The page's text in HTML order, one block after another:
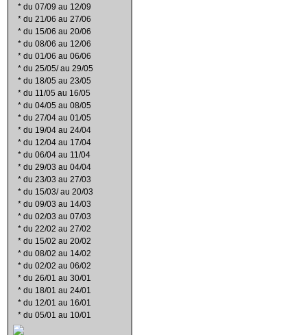
* du 07/09 au 12/09
* du 21/06 au 27/06
* du 15/06 au 20/06
* du 08/06 au 12/06
* du 01/06 au 06/06
* du 25/05/ au 29/05
* du 18/05 au 23/05
* du 11/05 au 16/05
* du 04/05 au 08/05
* du 27/04 au 01/05
* du 19/04 au 24/04
* du 12/04 au 17/04
* du 06/04 au 11/04
* du 29/03 au 04/04
* du 23/03 au 27/03
* du 15/03/ au 20/03
* du 09/03 au 14/03
* du 02/03 au 07/03
* du 22/02 au 27/02
* du 15/02 au 20/02
* du 08/02 au 14/02
* du 02/02 au 06/02
* du 26/01 au 30/01
* du 18/01 au 24/01
* du 12/01 au 16/01
* du 05/01 au 10/01